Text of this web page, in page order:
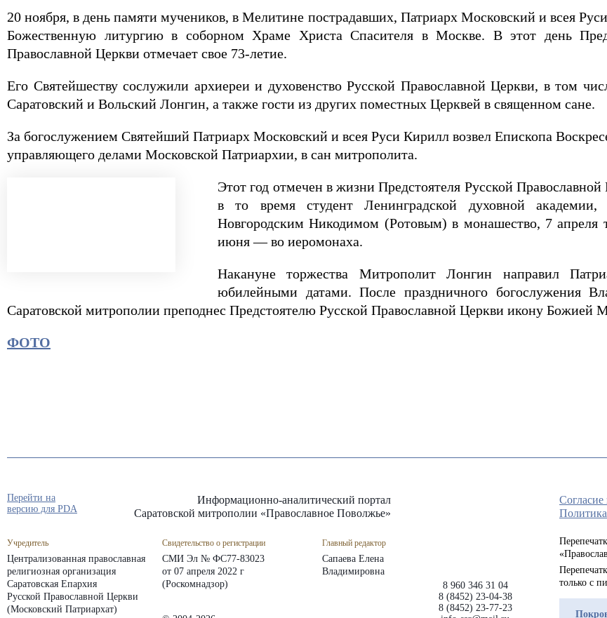
20 ноября, в день памяти мучеников, в Мелитине пострадавших, Патриарх Московский и всея
Божественную литургию в соборном Храме Христа Спасителя в Москве. В этот день
Православной Церкви отмечает свое 73-летие.
Его Святейшеству сослужили архиереи и духовенство Русской Православной Церкви, в том
Саратовский и Вольский Лонгин, а также гости из других поместных Церквей в священном сане.
За богослужением Святейший Патриарх Московский и всея Руси Кирилл возвел Епископа
управляющего делами Московской Патриархии, в сан митрополита.
Этот год отмечен в жизни Предстоятеля Русской
в то время студент Ленинградской духовной
Новгородским Никодимом (Ротовым) в монашество, 7 апреля
июня — во иеромонаха.
Накануне торжества Митрополит Лонгин направил
юбилейными датами. После праздничного богослужения
Саратовской митрополии преподнес Предстоятелю Русской Православной Церкви икону Божией
ФОТО
8 960 346 31 04
8 (8452) 23-04-38
8 (8452) 23-77-23
Информационно-аналитический портал
Саратовской митрополии «Православное Поволжье»
Учредитель
Централизованная православная
религиозная организация
Саратовская Епархия
Русской Православной Церкви
(Московский Патриархат)
Свидетельство о регистрации
СМИ Эл № ФС77-83023
от 07 апреля 2022 г
(Роскомнадзор)
Главный редактор
Сапаева Елена
Владимировна
только с
Перейти на
версию для PDA